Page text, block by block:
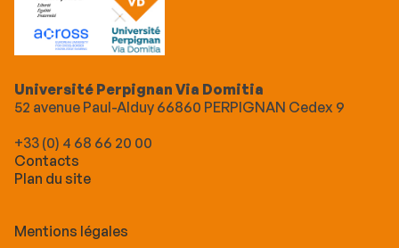
Université Perpignan Via Domitia
52 avenue Paul-Alduy 66860 PERPIGNAN Cedex 9
+33 (0) 4 68 66 20 00
Contacts
Plan du site
Mentions légales